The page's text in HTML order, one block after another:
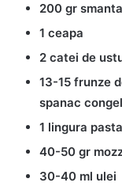
200 gr
1 ceapa
2 catei de
13-15 frunze
spanac
1 lingura
40-50 gr
30-40 ml ulei